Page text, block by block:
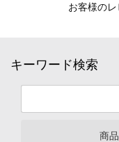
お客様のレ
キーワード検索
商